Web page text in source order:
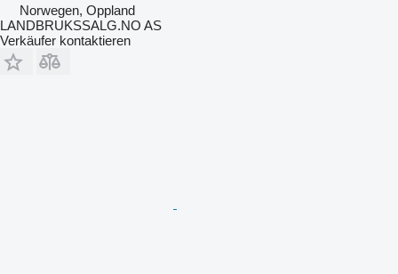
Norwegen, Oppland
LANDBRUKSSALG.NO AS
Verkäufer kontaktieren